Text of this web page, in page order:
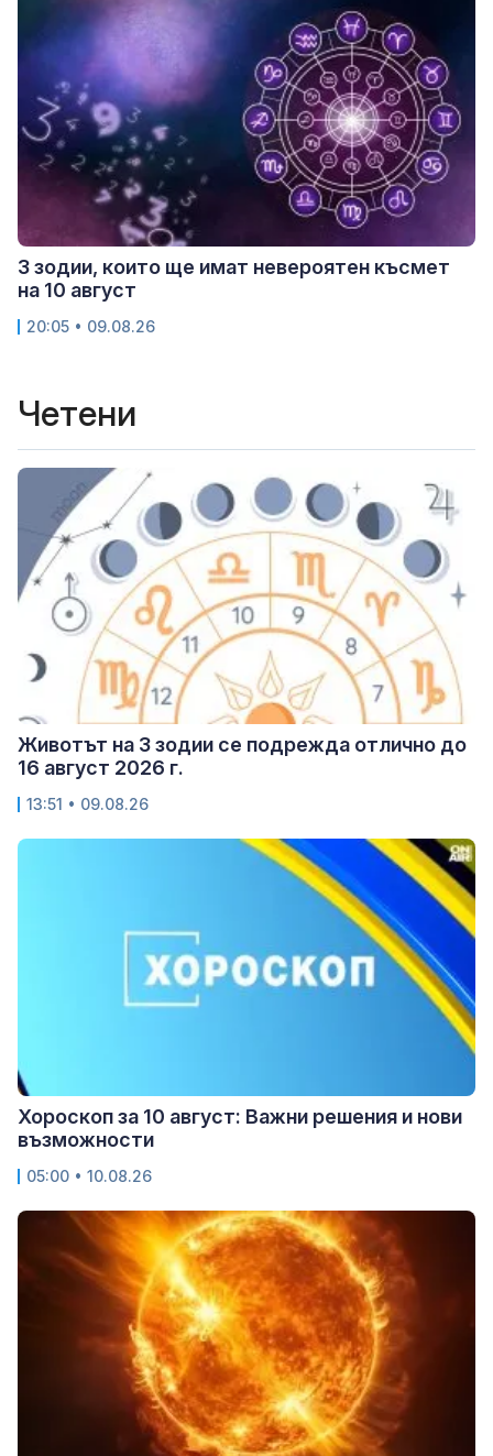
3 зодии, които ще имат невероятен късмет
на 10 август
20:05 • 09.08.26
Четени
Животът на 3 зодии се подрежда отлично до
16 август 2026 г.
13:51 • 09.08.26
Хороскоп за 10 август: Важни решения и нови
възможности
05:00 • 10.08.26